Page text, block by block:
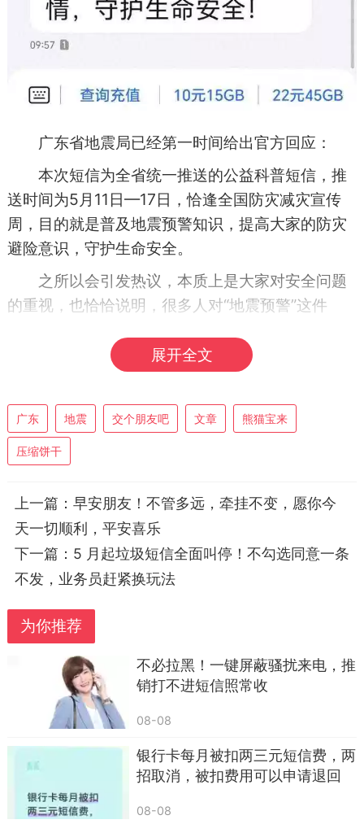
广东省地震局已经第一时间给出官方回应：
本次短信为全省统一推送的公益科普短信，推
送时间为5月11日—17日，恰逢全国防灾减灾宣传
周，目的就是普及地震预警知识，提高大家的防灾
避险意识，守护生命安全。
之所以会引发热议，本质上是大家对安全问题
的重视，也恰恰说明，很多人对“地震预警”这件
很多人分不清：地震预警到底是什么？和我们
很简单一句话讲透：
地震预警，是地震已经发生后，和地震波“抢时
的“救命倒计时”。
而地震预报，目前全球都没有办法精准实现，
凡是说“精准预测地震”的，全是谣言。
这条短信看似普通，其实是一次免费的安全提
醒。比起慌乱转发、过度猜测，更重要的是把真正
能用得上的避险知识，牢牢记在心里。
给所有广东朋友整理好一套最简单、最实用、
马上能用的地震防护方案，建议直接收藏、转给家
一、广东人必开！官方预警渠道，一键开通
不用下载APP，微信直接用，广东省地震局官
方推荐：
展开全文
广东 地震 交个朋友吧 文章 熊猫宝来
压缩饼干
上一篇： 早安朋友！不管多远，牵挂不变，愿你今
天一切顺利，平安喜乐
下一篇： 5 月起垃圾短信全面叫停！不勾选同意一条
不发，业务员赶紧换玩法
为你推荐
不必拉黑！一键屏蔽骚扰来电，推
销打不进短信照常收
08-08
银行卡每月被扣两三元短信费，两
招取消，被扣费用可以申请退回
08-08